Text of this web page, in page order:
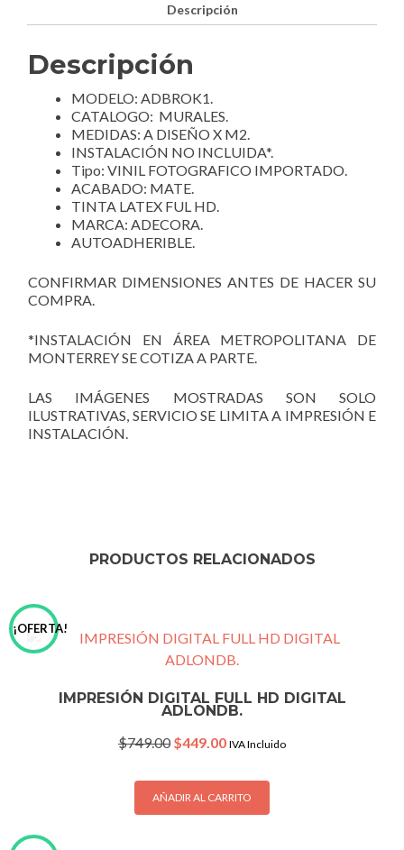
Descripción
Descripción
MODELO: ADBROK1.
CATALOGO: MURALES.
MEDIDAS: A DISEÑO X M2.
INSTALACIÓN NO INCLUIDA*.
Tipo: VINIL FOTOGRAFICO IMPORTADO.
ACABADO: MATE.
TINTA LATEX FUL HD.
MARCA: ADECORA.
AUTOADHERIBLE.
CONFIRMAR DIMENSIONES ANTES DE HACER SU
COMPRA.
*INSTALACIÓN EN ÁREA METROPOLITANA DE
MONTERREY SE COTIZA A PARTE.
LAS IMÁGENES MOSTRADAS SON SOLO
ILUSTRATIVAS, SERVICIO SE LIMITA A IMPRESIÓN E
INSTALACIÓN.
PRODUCTOS RELACIONADOS
¡OFERTA!
IMPRESIÓN DIGITAL FULL HD DIGITAL
ADLONDB.
$749.00 Original
was:
$749.00.
$449.00Current
is:
$449.00.
IVA Incluido
AÑADIR AL CARRITO